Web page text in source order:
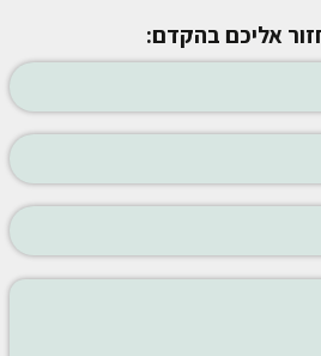
אליכם בהקדם: